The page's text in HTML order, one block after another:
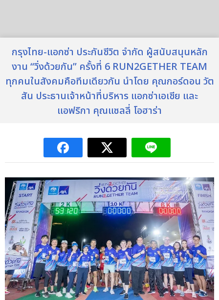
กรุงไทย-แอกซ่า ประกันชีวิต จำกัด ผู้สนับสนุนหลัก
งาน “วิ่งด้วยกัน” ครั้งที่ 6 RUN2GETHER TEAM
ทุกคนในสังคมคือทีมเดียวกัน นำโดย คุณกอร์ดอน วัต
สัน ประธานเจ้าหน้าที่บริหาร แอกซ่าเอเชีย และ
แอฟริกา คุณแซลลี่ โอฮาร่า